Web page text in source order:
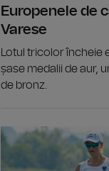
Europenele de
Varese
Lotul tricolor încheie
șase medalii de aur,
de bronz.